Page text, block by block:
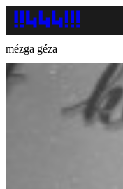
mézga géza